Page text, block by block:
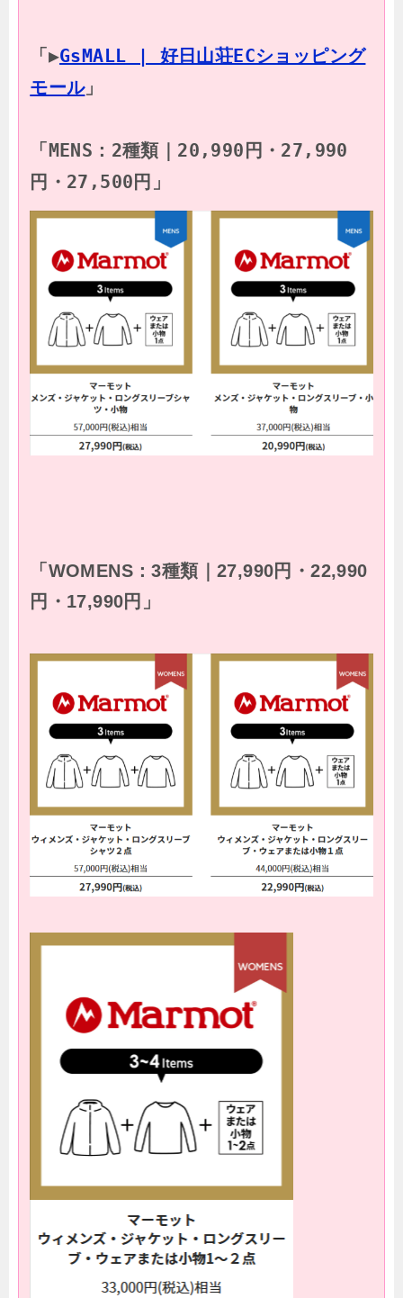
「▶GsMALL | 好日山荘ECショッピング
モール
「MENS：2種類｜20,990円・27,990
円・27,500円」
「WOMENS：3種類｜27,990円・22,990
円・17,990円」